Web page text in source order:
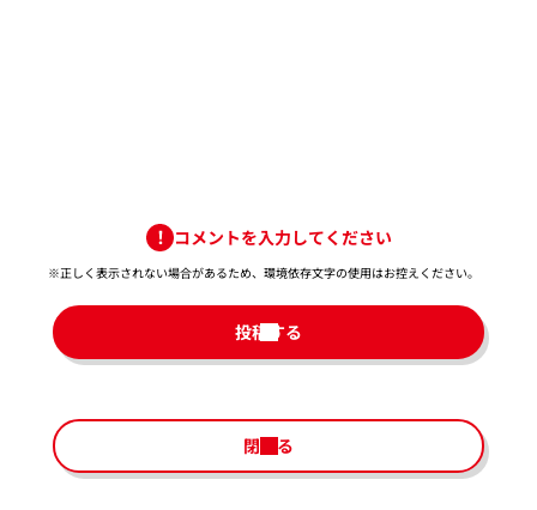
コメントを入力してください
※正しく表示されない場合があるため、環境依存文字の使用はお控えください。​
投稿する
閉じる